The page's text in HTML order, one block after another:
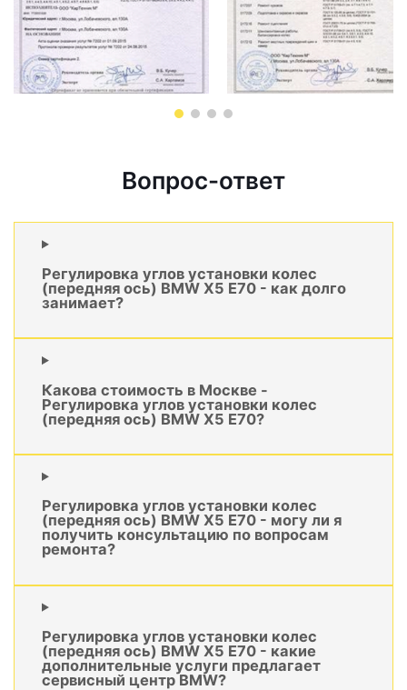
Вопрос-ответ
Регулировка углов установки колес
(передняя ось) BMW X5 E70 - как долго
занимает?
Какова стоимость в Москве -
Регулировка углов установки колес
(передняя ось) BMW X5 E70?
Регулировка углов установки колес
(передняя ось) BMW X5 E70 - могу ли я
получить консультацию по вопросам
ремонта?
Регулировка углов установки колес
(передняя ось) BMW X5 E70 - какие
дополнительные услуги предлагает
сервисный центр BMW?